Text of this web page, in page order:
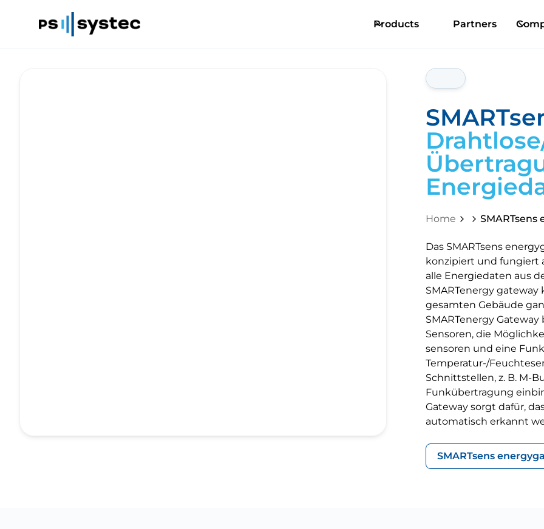
Products Partners
Home
Das SMARTsens
konzipiert und fungiert
alle Energiedaten aus
SMARTenergy
gesamten Gebäude
SMARTenergy
Sensoren, die
sensoren und eine
Temperatur-/
Schnittstellen, z. B. M-
Funkübertragung
Gateway sorgt dafür,
automatisch erkannt
SMARTsens